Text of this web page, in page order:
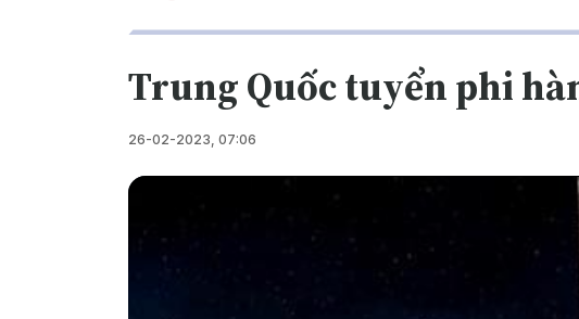
Trung Quốc tuyển phi
26-02-2023, 07:06